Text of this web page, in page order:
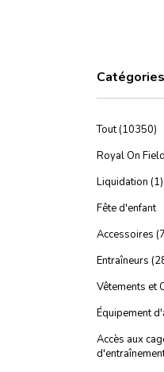
Catégories
Tout (10350)
Royal On
Liquidation (1)
Fête d'enfant
Accessoires
Entraîneurs
Vêtements et
Équipement
Accès aux